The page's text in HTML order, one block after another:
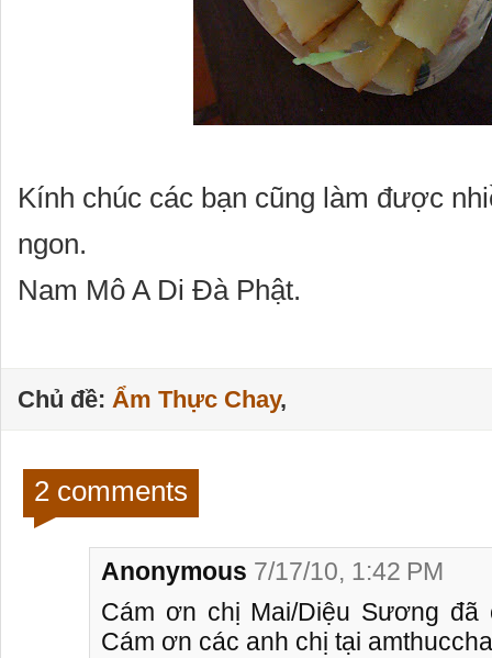
Kính chúc các bạn cũng làm được
ngon.
Nam Mô A Di Đà Phật.
Chủ đề: Ẩm Thực Chay,
2 comments
Anonymous 7/17/10, 1:42 PM
Cám ơn chị Mai/Diệu Sương đã
Cám ơn các anh chị tại